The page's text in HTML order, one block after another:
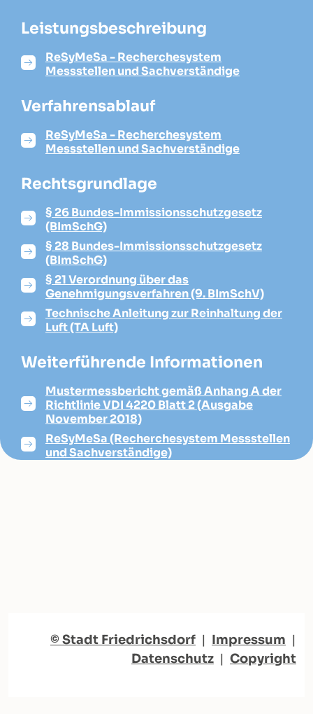
Leistungsbeschreibung
ReSyMeSa - Recherchesystem
Messstellen und Sachverständige
Verfahrensablauf
ReSyMeSa - Recherchesystem
Messstellen und Sachverständige
Rechtsgrundlage
§ 26 Bundes-Immissionsschutzgesetz
(BImSchG)
§ 28 Bundes-Immissionsschutzgesetz
(BImSchG)
§ 21 Verordnung über das
Genehmigungsverfahren (9. BImSchV)
Technische Anleitung zur Reinhaltung der
Luft (TA Luft)
Weiterführende Informationen
Mustermessbericht gemäß Anhang A der
Richtlinie VDI 4220 Blatt 2 (Ausgabe
November 2018)
ReSyMeSa (Recherchesystem Messstellen
und Sachverständige)
© Stadt Friedrichsdorf | Impressum |
Datenschutz | Copyright